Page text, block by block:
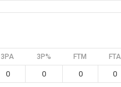
3PA 3P% FTM FTA
0 0 0 0